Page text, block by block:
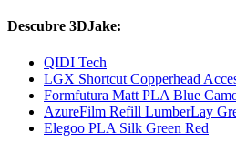
Descubre 3DJake:
QIDI Tech
LGX Shortcut Copperhead
Formfutura Matt PLA Blue
AzureFilm Refill LumberLay
Elegoo PLA Silk Green Red